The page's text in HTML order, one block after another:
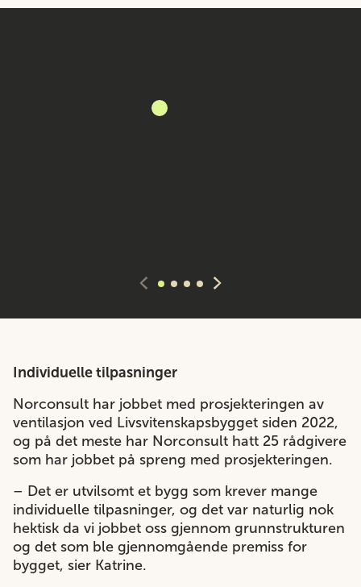
Individuelle tilpasninger
Norconsult har jobbet med prosjekteringen av
ventilasjon ved Livsvitenskapsbygget siden 2022,
og på det meste har Norconsult hatt 25 rådgivere
som har jobbet på spreng med prosjekteringen.
– Det er utvilsomt et bygg som krever mange
individuelle tilpasninger, og det var naturlig nok
hektisk da vi jobbet oss gjennom grunnstrukturen
og det som ble gjennomgående premiss for
bygget, sier Katrine.